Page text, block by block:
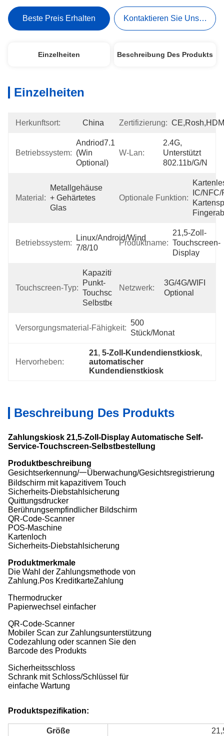
Beste Preis Erhalten Kontaktieren Sie Uns Jetzt
Einzelheiten Beschreibung Des Produkts
Einzelheiten
Herkunftsort: China Zertifizierung:
Betriebssystem:
Andriod7.1
(Win
Optional)
W-Lan:
2.4G,
Unterstützt
802.11b/g/n
Material:
Metallgehäuse
+ Gehärtetes
Glas
Optionale Funktion:
IC/
Betriebssystem:
Linux/Android/Wind
7/8/10
Produktname:
21,5-Zoll-
Touchscreen-
Display
Touchscreen-Typ:
Kapazitiver 10-
Punkt-
Touchscreen Zur
Selbstbestellung
Netzwerk:
3G/4G/WIFI
Optional
Versorgungsmaterial-Fähigkeit:
500
Stück/Monat
Hervorheben:
21, 5-Zoll-Kundendienstkiosk,
automatischer
Kundendienstkiosk
Beschreibung Des Produkts
Zahlungskiosk 21,5-Zoll-Display Automatische Self-
Service-Touchscreen-Selbstbestellung
Produktbeschreibung
Gesichtserkennung/一Überwachung/Gesichtsregistrierung
Bildschirm mit kapazitivem Touch
Sicherheits-Diebstahlsicherung
Quittungsdrucker
Berührungsempfindlicher Bildschirm
QR-Code-Scanner
POS-Maschine
Kartenloch
Sicherheits-Diebstahlsicherung
Produktmerkmale
Die Wahl der Zahlungsmethode von
Zahlung.Pos KreditkarteZahlung
Thermodrucker
Papierwechsel einfacher
QR-Code-Scanner
Mobiler Scan zur Zahlungsunterstützung
Codezahlung oder scannen Sie den
Barcode des Produkts
Sicherheitsschloss
Schrank mit Schloss/Schlüssel für
einfache Wartung
Produktspezifikation:
Größe